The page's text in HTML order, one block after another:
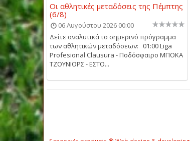
Οι αθλητικές μεταδόσεις της Πέμπτης
(6/8)
06 Αυγούστου 2026 00:00
Δείτε αναλυτικά το σημερινό πρόγραμμα
των αθλητικών μεταδόσεων: 01:00 Liga
Profesional Clausura - Ποδόσφαιρο ΜΠΟΚΑ
ΤΖΟΥΝΙΟΡΣ - ΕΣΤΟ...